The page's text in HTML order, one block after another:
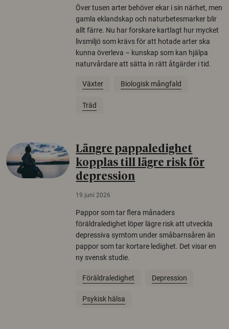
Över tusen arter behöver ekar i sin närhet, men
gamla eklandskap och naturbetesmarker blir
allt färre. Nu har forskare kartlagt hur mycket
livsmiljö som krävs för att hotade arter ska
kunna överleva – kunskap som kan hjälpa
naturvårdare att sätta in rätt åtgärder i tid.
Växter Biologisk mångfald
Träd
Längre pappaledighet
kopplas till lägre risk för
depression
19 juni 2026
Pappor som tar flera månaders
föräldraledighet löper lägre risk att utveckla
depressiva symtom under småbarnsåren än
pappor som tar kortare ledighet. Det visar en
ny svensk studie.
Föräldraledighet Depression
Psykisk hälsa